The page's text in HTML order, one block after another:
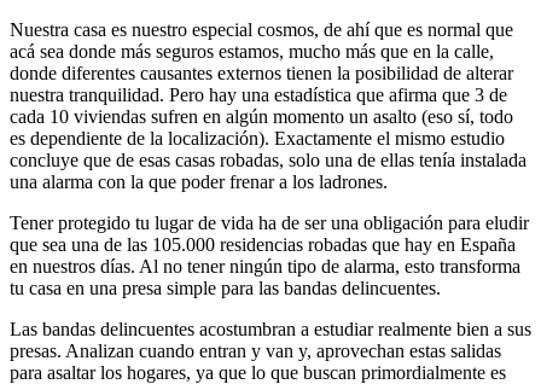
Nuestra casa es nuestro especial cosmos, de ahí que es normal que
acá sea donde más seguros estamos, mucho más que en la calle,
donde diferentes causantes externos tienen la posibilidad de alterar
nuestra tranquilidad. Pero hay una estadística que afirma que 3 de
cada 10 viviendas sufren en algún momento un asalto (eso sí, todo
es dependiente de la localización). Exactamente el mismo estudio
concluye que de esas casas robadas, solo una de ellas tenía instalada
una alarma con la que poder frenar a los ladrones.
Tener protegido tu lugar de vida ha de ser una obligación para eludir
que sea una de las 105.000 residencias robadas que hay en España
en nuestros días. Al no tener ningún tipo de alarma, esto transforma
tu casa en una presa simple para las bandas delincuentes.
Las bandas delincuentes acostumbran a estudiar realmente bien a sus
presas. Analizan cuando entran y van y, aprovechan estas salidas
para asaltar los hogares, ya que lo que buscan primordialmente es